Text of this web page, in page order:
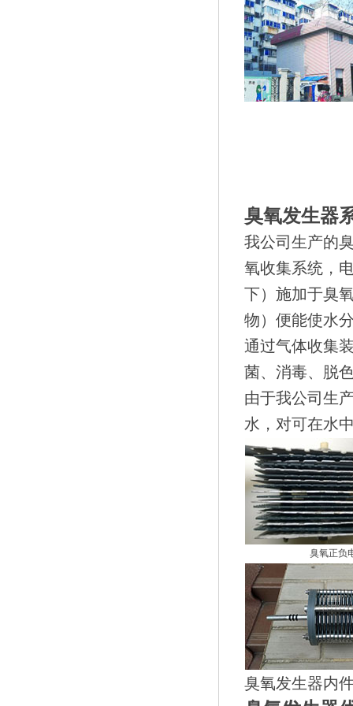
臭氧发生器
我公司生产的
氧收集系统，
下）施加于臭
物）便能使水
通过气体收集
菌、消毒、脱
由于我公司生
水，对可在水
臭氧正负
臭氧发生器内